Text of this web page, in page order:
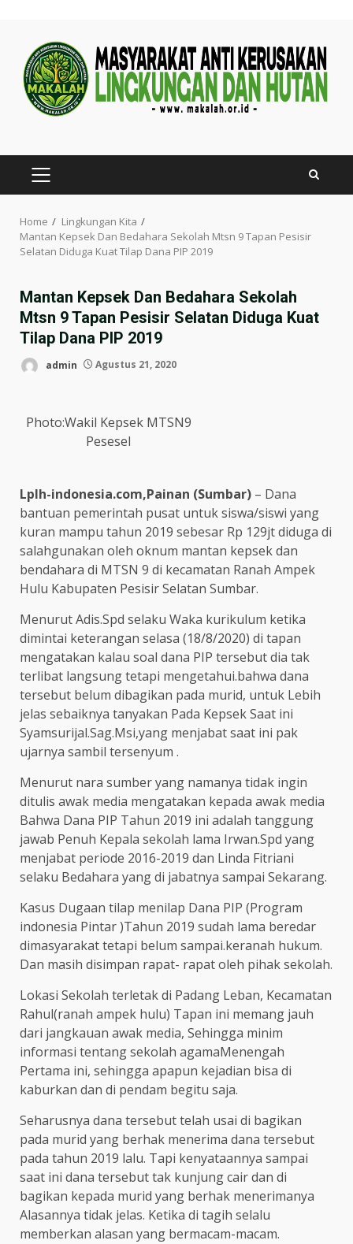
content
PRIMARY
MENU
Home
Lingkungan Kita
Mantan Kepsek Dan Bedahara Sekolah Mtsn 9 Tapan Pesisir
Selatan Diduga Kuat Tilap Dana PIP 2019
Mantan Kepsek Dan Bedahara Sekolah
Mtsn 9 Tapan Pesisir Selatan Diduga Kuat
Tilap Dana PIP 2019
admin Agustus 21, 2020
Photo:Wakil Kepsek MTSN9
Pesesel
Lplh-indonesia.com,Painan (Sumbar) – Dana
bantuan pemerintah pusat untuk siswa/siswi yang
kuran mampu tahun 2019 sebesar Rp 129jt diduga di
salahgunakan oleh oknum mantan kepsek dan
bendahara di MTSN 9 di kecamatan Ranah Ampek
Hulu Kabupaten Pesisir Selatan Sumbar.
Menurut Adis.Spd selaku Waka kurikulum ketika
dimintai keterangan selasa (18/8/2020) di tapan
mengatakan kalau soal dana PIP tersebut dia tak
terlibat langsung tetapi mengetahui.bahwa dana
tersebut belum dibagikan pada murid, untuk Lebih
jelas sebaiknya tanyakan Pada Kepsek Saat ini
Syamsurijal.Sag.Msi,yang menjabat saat ini pak
ujarnya sambil tersenyum .
Menurut nara sumber yang namanya tidak ingin
ditulis awak media mengatakan kepada awak media
Bahwa Dana PIP Tahun 2019 ini adalah tanggung
jawab Penuh Kepala sekolah lama Irwan.Spd yang
menjabat periode 2016-2019 dan Linda Fitriani
selaku Bedahara yang di jabatnya sampai Sekarang.
Kasus Dugaan tilap menilap Dana PIP (Program
indonesia Pintar )Tahun 2019 sudah lama beredar
dimasyarakat tetapi belum sampai.keranah hukum.
Dan masih disimpan rapat- rapat oleh pihak sekolah.
Lokasi Sekolah terletak di Padang Leban, Kecamatan
Rahul(ranah ampek hulu) Tapan ini memang jauh
dari jangkauan awak media, Sehingga minim
informasi tentang sekolah agamaMenengah
Pertama ini, sehingga apapun kejadian bisa di
kaburkan dan di pendam begitu saja.
Seharusnya dana tersebut telah usai di bagikan
pada murid yang berhak menerima dana tersebut
pada tahun 2019 lalu. Tapi kenyataannya sampai
saat ini dana tersebut tak kunjung cair dan di
bagikan kepada murid yang berhak menerimanya
Alasannya tidak jelas. Ketika di tagih selalu
memberkan alasan yang bermacam-macam.